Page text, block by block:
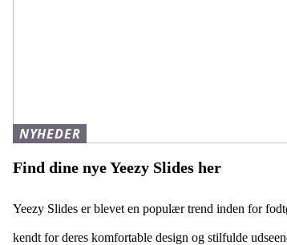
NYHEDER
Find dine nye Yeezy Slides her
Yeezy Slides er blevet en populær trend inden for
kendt for deres komfortable design og stilfulde